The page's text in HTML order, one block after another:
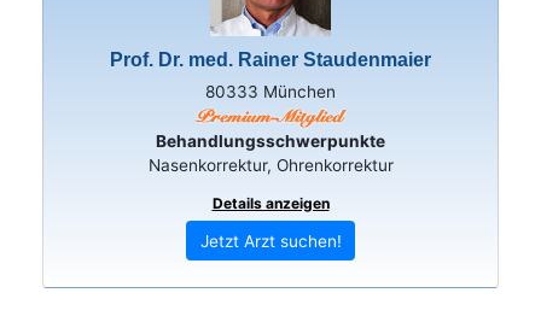
Prof. Dr. med. Rainer Staudenmaier
80333 München
Behandlungsschwerpunkte
Nasenkorrektur, Ohrenkorrektur
Details anzeigen
Jetzt Arzt suchen!